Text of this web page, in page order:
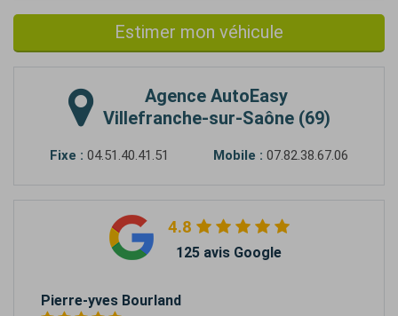
Estimer mon véhicule
Agence AutoEasy
Villefranche-sur-Saône (69)
Fixe : 04.51.40.41.51 Mobile : 07.82.38.67.06
4.8
125 avis Google
Pierre-yves Bourland